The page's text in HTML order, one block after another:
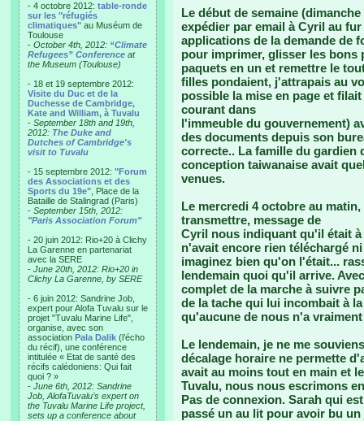
- 4 octobre 2012: table-ronde
sur les "réfugiés
climatiques" au Muséum de
Toulouse
- October 4th, 2012: “Climate
Refugees” Conference at
the Museum (Toulouse)
- 18 et 19 septembre 2012:
Visite du Duc et de la
Duchesse de Cambridge,
Kate and William, à Tuvalu
- September 18th and 19th,
2012: The Duke and
Dutches of Cambridge's
visit to Tuvalu
- 15 septembre 2012: "Forum
des Associations et des
Sports du 19e" , Place de la
Bataille de Stalingrad (Paris)
- September 15th, 2012:
"Paris Association Forum"
- 20 juin 2012: Rio+20 à Clichy
La Garenne en partenariat
avec la SERE
- June 20th, 2012: Rio+20 in
Clichy La Garenne, by SERE
- 6 juin 2012: Sandrine Job,
expert pour Alofa Tuvalu sur le
projet "Tuvalu Marine Life",
organise, avec son
association Pala Dalik (l’écho
du récif), une conférence
intitulée « Etat de santé des
récifs calédoniens: Qui fait
quoi ? »
- June 6th, 2012: Sandrine
Job, AlofaTuvalu’s expert on
the Tuvalu Marine Life project,
sets up a conference about
Le début de semaine
expédier par email à Cyril au
applications de la demande de
pour imprimer, glisser les bons
paquets en un et remettre le
filles pondaient, j'attrapais au
possible la mise en page et
courant dans
l'immeuble du gouvernement)
des documents depuis son
correcte.. La famille du gardien
conception taiwanaise avait
venues.
Le mercredi 4 octobre au
transmettre, message de
Cyril nous indiquant qu'il était
n'avait encore rien téléchargé
imaginez bien qu'on l'était...
lendemain quoi qu'il arrive.
complet de la marche à suivre
de la tache qui lui incombait à
qu'aucune de nous n'a
Le lendemain, je ne me
décalage horaire ne permette
avait au moins tout en main et
Tuvalu, nous nous escrimons
Pas de connexion. Sarah qui
passé un au lit pour avoir bu